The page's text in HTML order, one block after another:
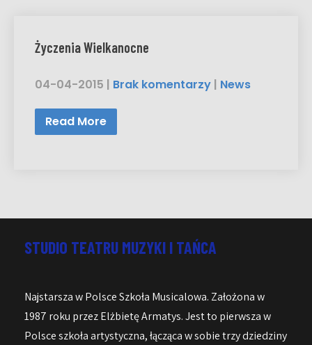
Życzenia Wielkanocne
04-04-2015 | Brak komentarzy | News
Read More
STUDIO TEATRU MUZYKI I TAŃCA
Najstarsza w Polsce Szkoła Musicalowa. Założona w
1987 roku przez Elżbietę Armatys. Jest to pierwsza w
Polsce szkoła artystyczna, łącząca w sobie trzy dziedziny